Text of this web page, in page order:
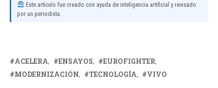
Este artículo fue creado con ayuda de inteligencia artificial y revisado
por un periodista.
ACELERA ENSAYOS
EUROFIGHTER
MODERNIZACIÓN
TECNOLOGÍA VIVO